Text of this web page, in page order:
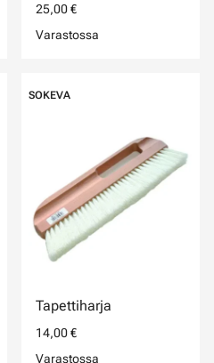
25,00 €
Varastossa
SOKEVA
Tapettiharja
14,00 €
Varastossa